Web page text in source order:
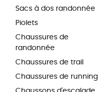
Sacs à dos randonnée
Piolets
Chaussures de
randonnée
Chaussures de trail
Chaussures de running